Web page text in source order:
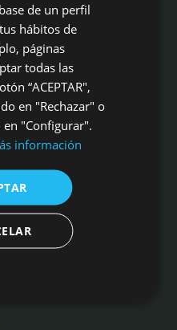
masía centenaria idílica para
incomparable, con alta
en eventos, las
servicio, a sólo 20 kms de
de un perfil
hábitos de
páginas
todas las
“ACEPTAR",
en "Rechazar" o
"Configurar".
información